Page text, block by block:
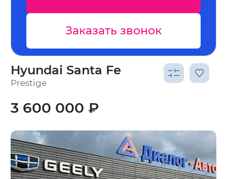
Заказать звонок
Hyundai Santa Fe
Prestige
3 600 000 ₽